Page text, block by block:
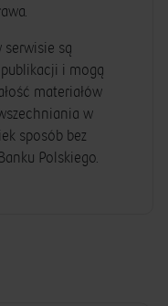
serwisie są
i mogą
materiałów
w
sposób bez
Polskiego.